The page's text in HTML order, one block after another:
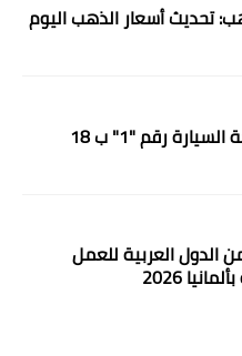
تحديث أسعار الذهب اليوم
اماراتي يشتري لوحة السيارة رقم "1" ب 18
العربية للعمل
2026